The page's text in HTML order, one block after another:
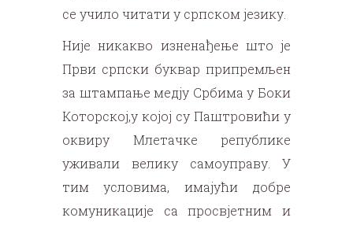
се учило читати у српском језику.
Није никакво изненађење што је
Први српски буквар припремљен
за штампање медју Србима у Боки
Которској,у којој су Паштровићи у
оквиру Млетачке републике
уживали велику самоуправу. У
тим условима, имајући добре
комуникације са просвјетним и